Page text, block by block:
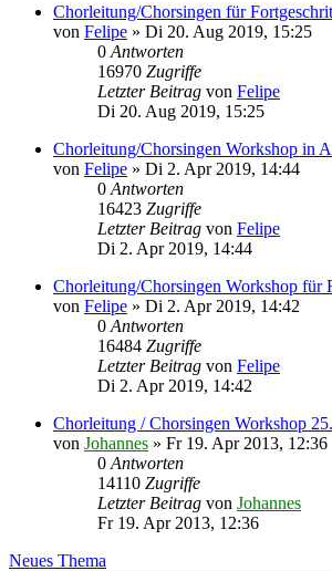
Chorleitung/Chorsingen für
von Felipe » Di 20. Aug 2019, 15:25
0 Antworten
16970 Zugriffe
Letzter Beitrag von Felipe
Di 20. Aug 2019, 15:25
Chorleitung/Chorsingen Workshop in
von Felipe » Di 2. Apr 2019, 14:44
0 Antworten
16423 Zugriffe
Letzter Beitrag von Felipe
Di 2. Apr 2019, 14:44
Chorleitung/Chorsingen Workshop für
von Felipe » Di 2. Apr 2019, 14:42
0 Antworten
16484 Zugriffe
Letzter Beitrag von Felipe
Di 2. Apr 2019, 14:42
Chorleitung / Chorsingen Workshop
von Johannes » Fr 19. Apr 2013, 12:36
0 Antworten
14110 Zugriffe
Letzter Beitrag von Johannes
Fr 19. Apr 2013, 12:36
Neues Thema